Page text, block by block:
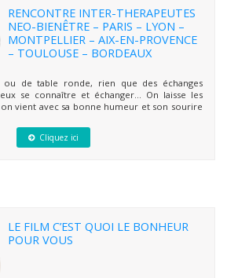
RENCONTRE INTER-THERAPEUTES
NEO-BIENÊTRE – PARIS – LYON –
MONTPELLIER – AIX-EN-PROVENCE
– TOULOUSE – BORDEAUX
ou de table ronde, rien que des échanges
se connaître et échanger… On laisse les
on vient avec sa bonne humeur et son sourire
Cliquez ici
LE FILM C’EST QUOI LE BONHEUR
POUR VOUS